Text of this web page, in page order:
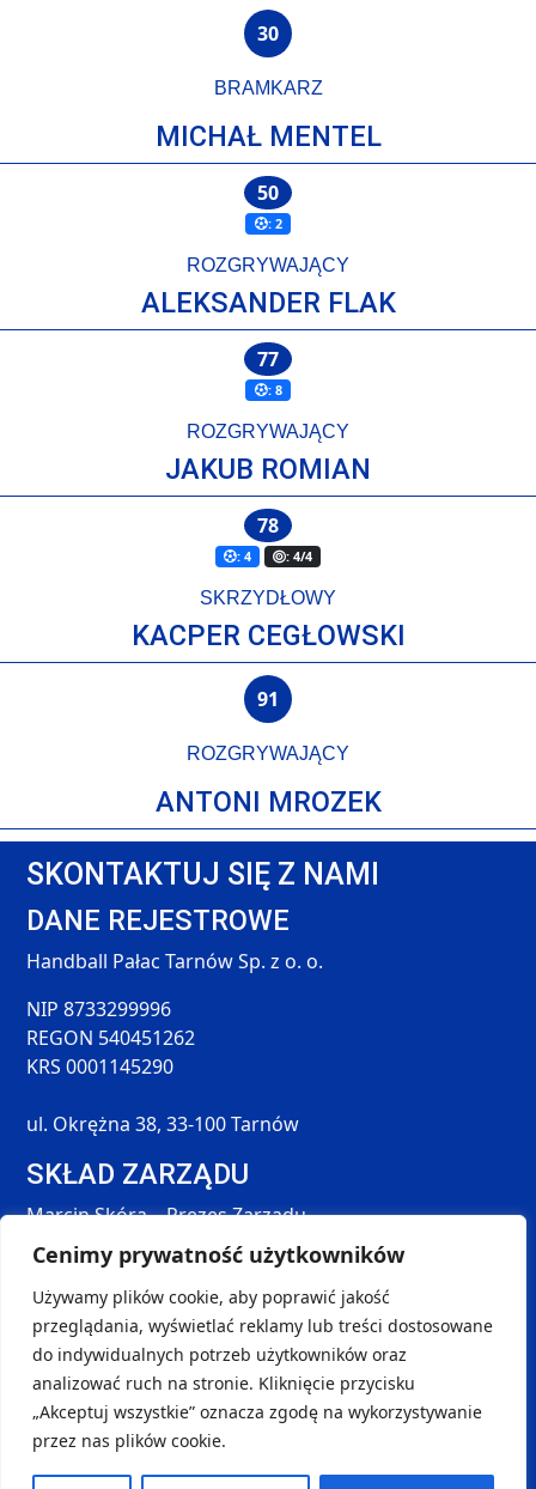
Cenimy prywatność użytkowników
Używamy plików cookie, aby poprawić jakość
przeglądania, wyświetlać reklamy lub treści dostosowane
do indywidualnych potrzeb użytkowników oraz
analizować ruch na stronie. Kliknięcie przycisku
„Akceptuj wszystkie” oznacza zgodę na wykorzystywanie
przez nas plików cookie.
30
BRAMKARZ
MICHAŁ MENTEL
50
: 2
ROZGRYWAJĄCY
ALEKSANDER FLAK
77
: 8
ROZGRYWAJĄCY
JAKUB ROMIAN
78
: 4 : 4/4
SKRZYDŁOWY
KACPER CEGŁOWSKI
91
ROZGRYWAJĄCY
ANTONI MROZEK
SKONTAKTUJ SIĘ Z NAMI
DANE REJESTROWE
Handball Pałac Tarnów Sp. z o. o.
NIP 8733299996
REGON 540451262
KRS 0001145290
ul. Okrężna 38, 33-100 Tarnów
SKŁAD ZARZĄDU
Marcin Skóra – Prezes Zarządu
Maciej Hołda – Członek Zarządu
Tomasz Śmieszek – Członek Zarządu
DANE KONTAKTOWE
kontakt@handball-palac.pl
+48 798 264 581
SOCIAL MEDIA